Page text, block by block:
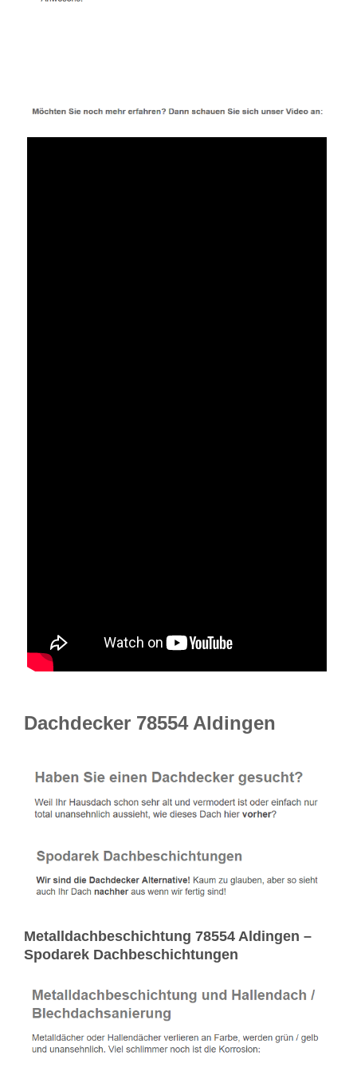
Dachdecker 78554 Aldingen
Metalldachbeschichtung 78554 Aldingen –
Spodarek Dachbeschichtungen